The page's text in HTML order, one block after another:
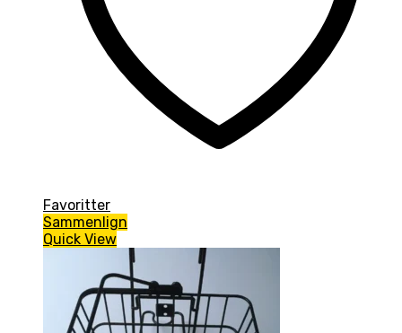
Favoritter
Sammenlign
Quick View